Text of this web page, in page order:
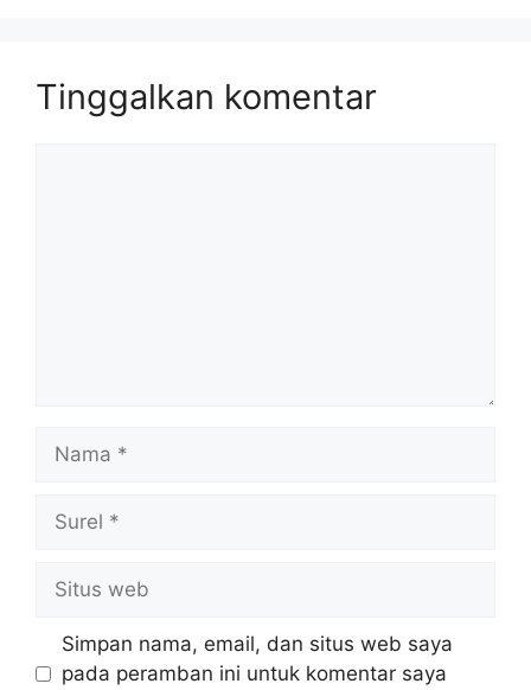
Tinggalkan komentar
Nama
Surel
Situs
web
Simpan nama, email, dan situs web saya
pada peramban ini untuk komentar saya